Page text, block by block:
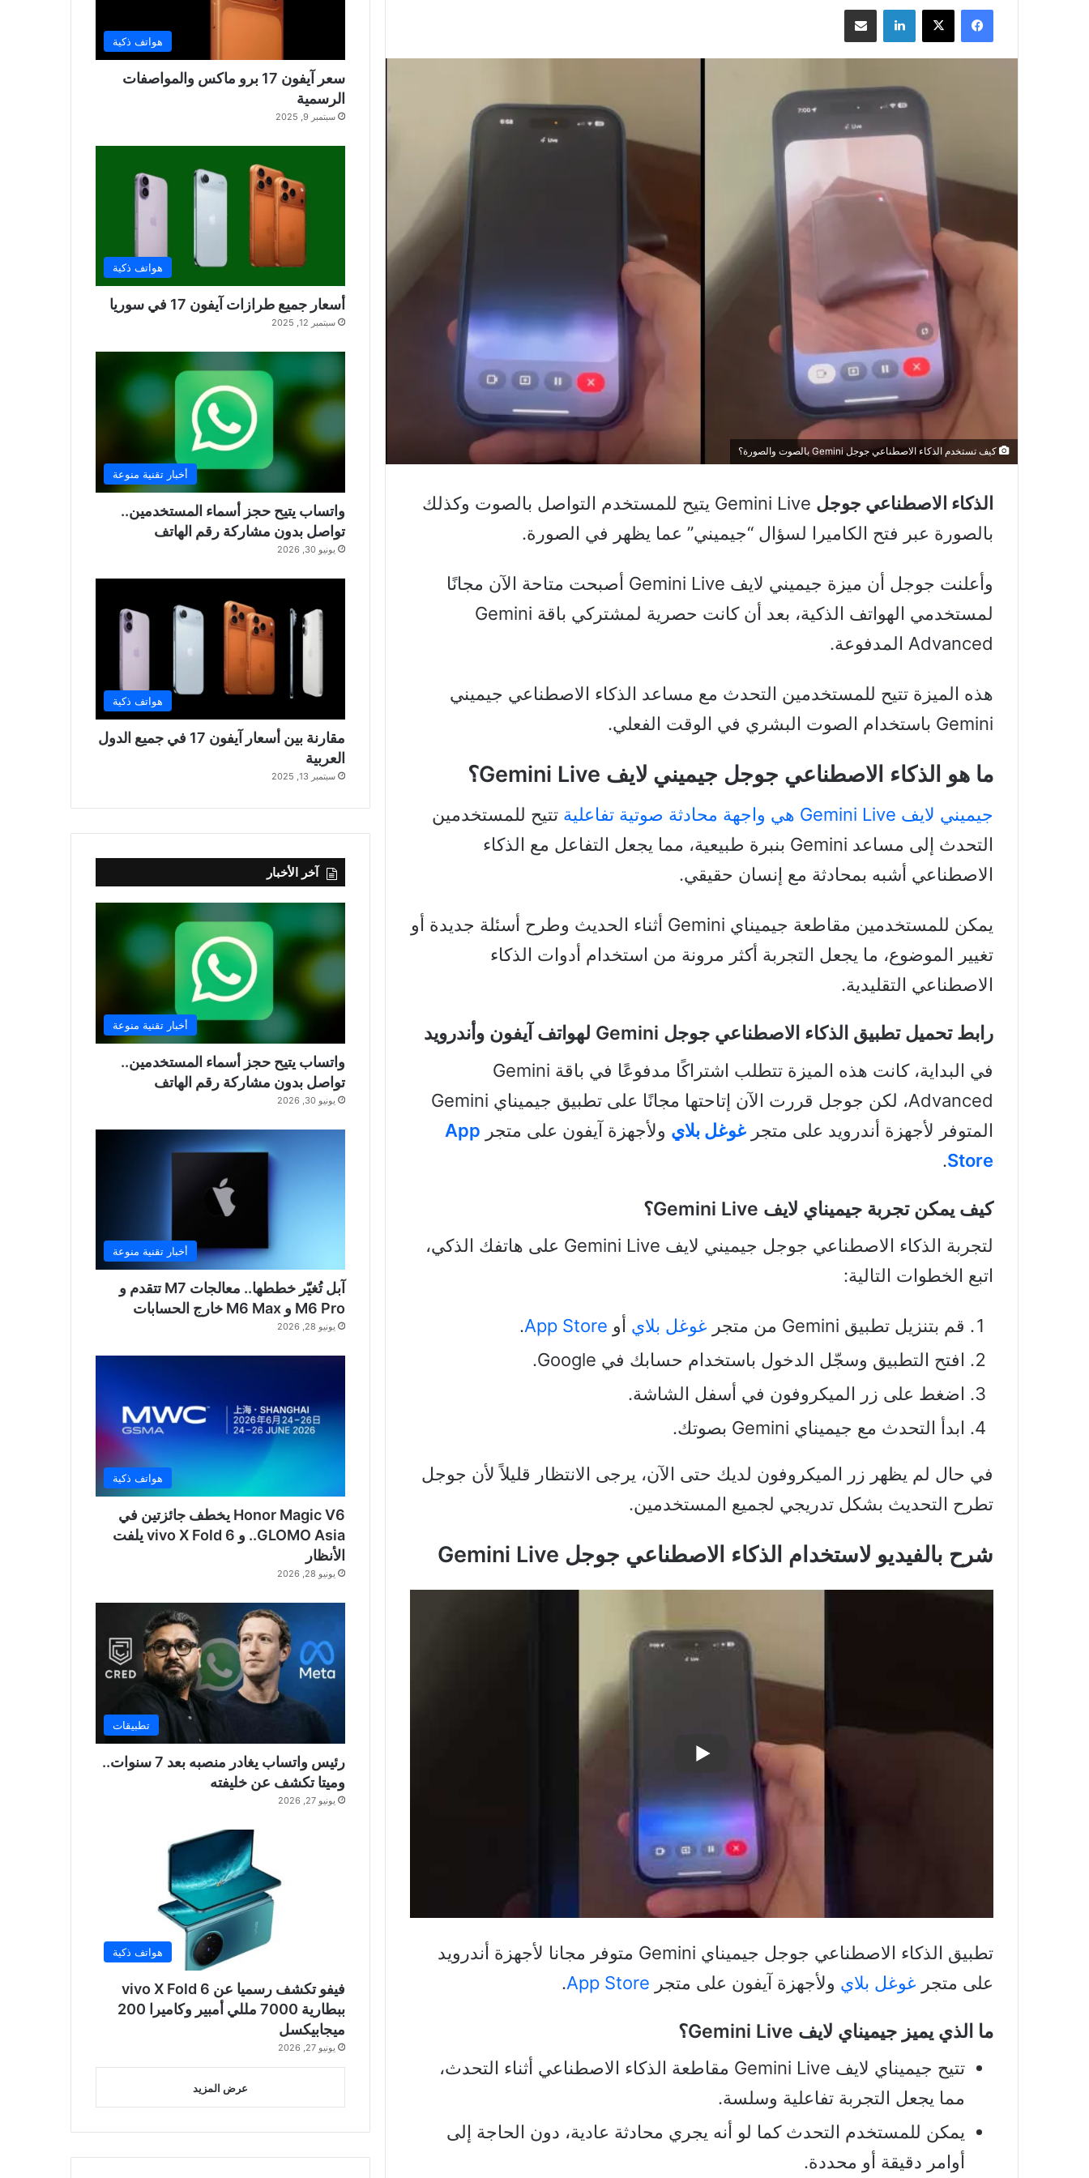
فيسبوك ‫X لينكدإن مشاركة بالبريد الإلكتروني
كيف تستخدم الذكاء الاصطناعي جوجل Gemini بالصوت والصورة؟
الذكاء الاصطناعي جوجل
Gemini Live يتيح للمستخدم التواصل بالصوت وكذلك
بالصورة عبر فتح الكاميرا لسؤال “جيميني” عما يظهر في الصورة.
وأعلنت جوجل أن ميزة جيميني لايف Gemini Live أصبحت متاحة الآن مجانًا
لمستخدمي الهواتف الذكية، بعد أن كانت حصرية لمشتركي باقة Gemini
Advanced المدفوعة.
هذه الميزة تتيح للمستخدمين التحدث مع مساعد الذكاء الاصطناعي جيميني
Gemini باستخدام الصوت البشري في الوقت الفعلي.
ما هو الذكاء الاصطناعي جوجل جيميني لايف Gemini Live؟
جيميني لايف Gemini Live هي واجهة محادثة صوتية تفاعلية
تتيح للمستخدمين
التحدث إلى مساعد Gemini بنبرة طبيعية، مما يجعل التفاعل مع الذكاء
الاصطناعي أشبه بمحادثة مع إنسان حقيقي.
يمكن للمستخدمين مقاطعة جيميناي Gemini أثناء الحديث وطرح أسئلة جديدة أو
تغيير الموضوع، ما يجعل التجربة أكثر مرونة من استخدام أدوات الذكاء
الاصطناعي التقليدية.
رابط تحميل تطبيق الذكاء الاصطناعي جوجل Gemini لهواتف آيفون وأندرويد
في البداية، كانت هذه الميزة تتطلب اشتراكًا مدفوعًا في باقة Gemini
Advanced، لكن جوجل قررت الآن إتاحتها مجانًا على تطبيق جيميناي Gemini
المتوفر لأجهزة أندرويد على متجر غوغل بلاي ولأجهزة آيفون على متجر App
Store
.
كيف يمكن تجربة جيميناي لايف Gemini Live؟
لتجربة الذكاء الاصطناعي جوجل جيميني لايف Gemini Live على هاتفك الذكي،
اتبع الخطوات التالية:
قم بتنزيل تطبيق Gemini من متجر غوغل بلاي أو App Store
.
افتح التطبيق وسجّل الدخول باستخدام حسابك في Google.
اضغط على زر الميكروفون في أسفل الشاشة.
ابدأ التحدث مع جيميناي Gemini بصوتك.
في حال لم يظهر زر الميكروفون لديك حتى الآن، يرجى الانتظار قليلاً لأن جوجل
تطرح التحديث بشكل تدريجي لجميع المستخدمين.
شرح بالفيديو لاستخدام الذكاء الاصطناعي جوجل Gemini Live
تطبيق الذكاء الاصطناعي جوجل جيميناي Gemini متوفر مجانا لأجهزة أندرويد
على متجر غوغل بلاي ولأجهزة آيفون على متجر App Store
.
ما الذي يميز جيميناي لايف Gemini Live؟
تتيح جيميناي لايف Gemini Live مقاطعة الذكاء الاصطناعي أثناء التحدث،
مما يجعل التجربة تفاعلية وسلسة.
يمكن للمستخدم التحدث كما لو أنه يجري محادثة عادية، دون الحاجة إلى
أوامر دقيقة أو محددة.
هواتف ذكية
سعر آيفون 17 برو ماكس والمواصفات
الرسمية
سبتمبر 9, 2025
هواتف ذكية
أسعار جميع طرازات آيفون 17 في سوريا
سبتمبر 12, 2025
أخبار تقنية منوعة
واتساب يتيح حجز أسماء المستخدمين..
تواصل بدون مشاركة رقم الهاتف
يونيو 30, 2026
هواتف ذكية
مقارنة بين أسعار آيفون 17 في جميع الدول
العربية
سبتمبر 13, 2025
آخر الأخبار
أخبار تقنية منوعة
واتساب يتيح حجز أسماء المستخدمين..
تواصل بدون مشاركة رقم الهاتف
يونيو 30, 2026
أخبار تقنية منوعة
آبل تُغيّر خططها.. معالجات M7 تتقدم و
M6 Pro و M6 Max خارج الحسابات
يونيو 28, 2026
هواتف ذكية
Honor Magic V6 يخطف جائزتين في
GLOMO Asia.. و vivo X Fold 6 يلفت
الأنظار
يونيو 28, 2026
تطبيقات
رئيس واتساب يغادر منصبه بعد 7 سنوات..
وميتا تكشف عن خليفته
يونيو 27, 2026
هواتف ذكية
فيفو تكشف رسميا عن vivo X Fold 6
ببطارية 7000 مللي أمبير وكاميرا 200
ميجابيكسل
يونيو 27, 2026
عرض المزيد